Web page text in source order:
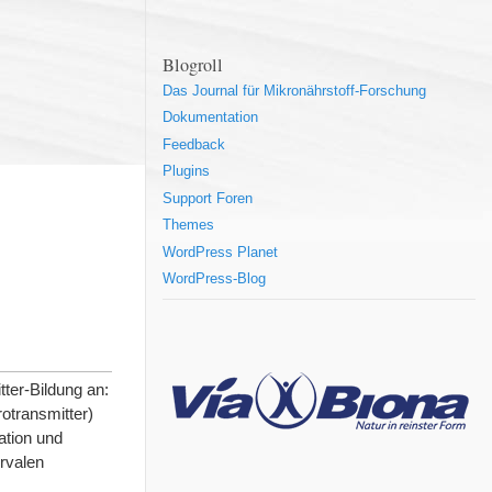
Bildung an:
und
Blogroll
Das Journal für Mikronährstoff-Forschung
Dokumentation
Feedback
Plugins
Support Foren
Themes
WordPress Planet
WordPress-Blog